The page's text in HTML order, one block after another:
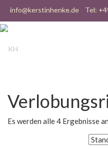
info@kerstinhenke.de Tel:
Es werden alle 4 Ergebnisse